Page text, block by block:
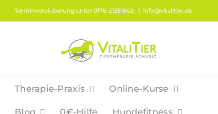
Terminvereinbarung unter 0176-21251802 | info@vitalitier.de
Therapie-Praxis Online-Kurse